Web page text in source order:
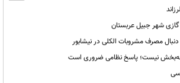
شهر جبیل عربستان
نیست؛ پاسخ نظامی ضروری است